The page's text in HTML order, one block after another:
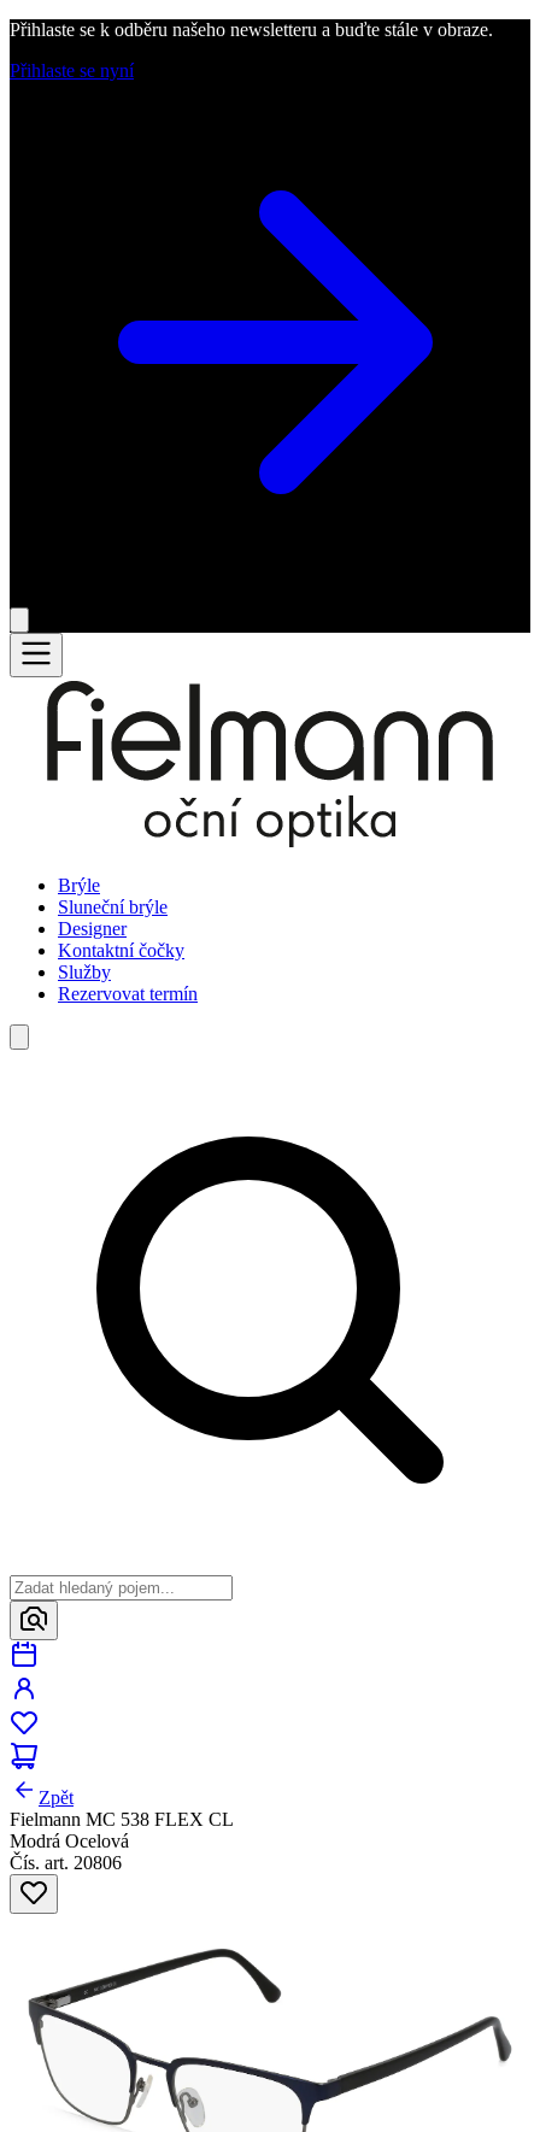
Přihlaste se k odběru našeho newsletteru a buďte stále v obraze.
Přihlaste se nyní
Brýle
Sluneční brýle
Designer
Kontaktní čočky
Služby
Rezervovat termín
Zpět
Fielmann MC 538 FLEX CL
Modrá Ocelová
Čís. art. 20806